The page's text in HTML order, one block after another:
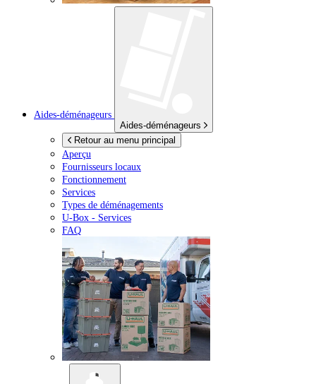
Aides-déménageurs
Aides-déménageurs
Retour au menu principal
Aperçu
Fournisseurs locaux
Fonctionnement
Services
Types de déménagements
U-Box - Services
FAQ